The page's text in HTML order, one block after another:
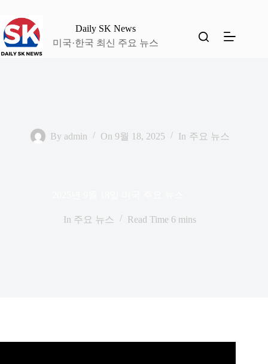
으
로
건
Daily SK News
미국·한국 최신 주요 뉴스
By admin On 9월 18, 2025 In 주요 뉴스
In 주요 뉴스 Read Time 6 mins